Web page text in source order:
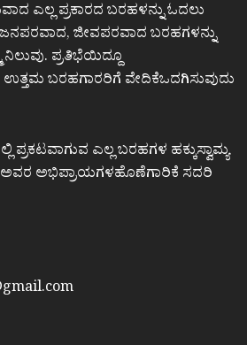
ಎಲ್ಲ ಪ್ರಕಾರದ ಬರಹಳನ್ನು ಓದಲು
ಜೀವಪರವಾದ ಬರಹಗಳನ್ನು
ನಿಲುವು. ಪ್ರತಿಭೆಯಿದ್ದೂ
ಬರಹಗಾರರಿಗೆ ವೇದಿಕೆಒದಗಿಸುವುದು
ಎಲ್ಲ ಬರಹಗಳ ಹಕ್ಕುಸ್ವಾಮ್ಯ
ಅವರ ಅಭಿಪ್ರಾಯಗಳಹೊಣೆಗಾರಿಕೆ ಸದರಿ